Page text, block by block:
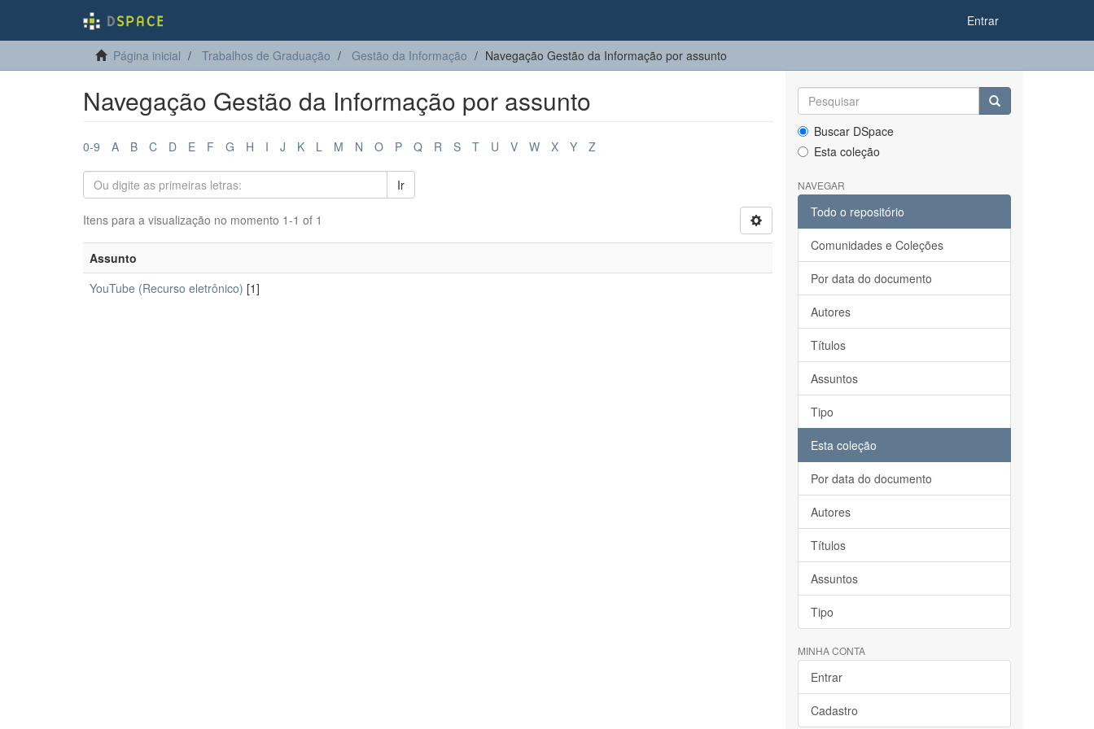
Entrar
Página inicial Trabalhos de Graduação Gestão da Informação Navegação Gestão da Informação por assunto
Navegação Gestão da Informação por assunto
0-9 A B C D E F G H I J K L M N O P Q R S T U V W X Y Z
Ir
Itens para a visualização no momento 1-1 of 1
Assunto
YouTube (Recurso eletrônico) [1]
Buscar DSpace
Esta coleção
NAVEGAR
Todo o repositório
Comunidades e Coleções
Por data do documento
Autores
Títulos
Assuntos
Tipo
Esta coleção
Por data do documento
Autores
Títulos
Assuntos
Tipo
MINHA CONTA
Entrar
Cadastro